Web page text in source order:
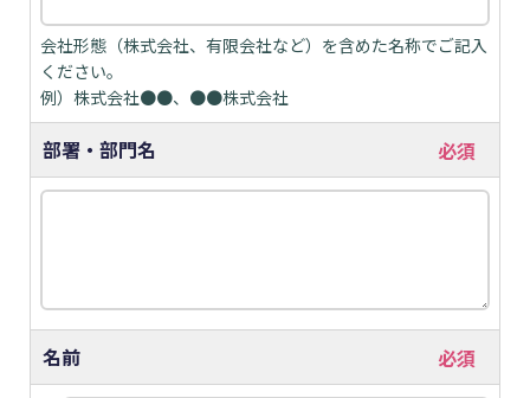
会社形態（株式会社、有限会社など）を含めた名称でご記入
ください。
例）株式会社●●、●●株式会社
部署・部門名
名前